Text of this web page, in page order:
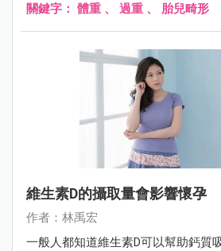
關鍵字： 體重 、 過重 、 胎兒畸形
維生素D的攝取量會影響懷孕
作者：林禹宏
一般人都知道維生素D可以幫助鈣質